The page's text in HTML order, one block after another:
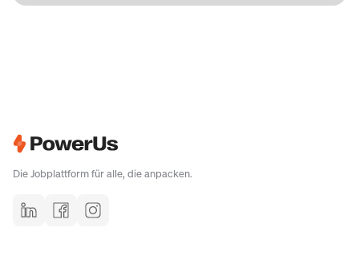
Die Jobplattform für alle, die anpacken.